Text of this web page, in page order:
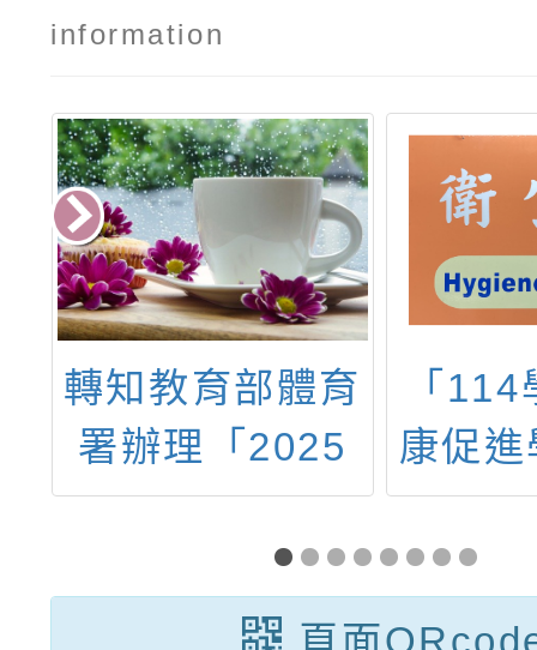
information
「114學年度健
康促進學校計畫
－正向心理健康
促進議題中心學
校－教師增能研
轉
「
和吉
頁面